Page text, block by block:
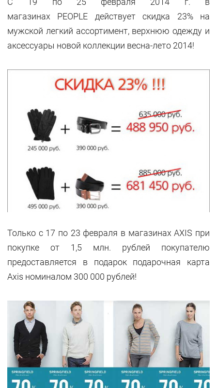
магазинах PEOPLE действует скидка 23% на
мужской легкий ассортимент, верхнюю одежду и
аксессуары новой коллекции весна-лето 2014!
Только с 17 по 23 февраля в магазинах AXIS при
покупке от 1,5 млн. рублей покупателю
предоставляется в подарок подарочная карта
Axis номиналом 300 000 рублей!